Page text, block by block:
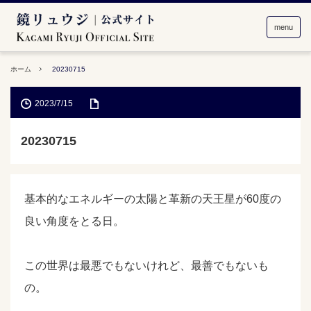
menu
ホーム 20230715
2023/7/15
20230715
基本的なエネルギーの太陽と革新の天王星が60度の
良い角度をとる日。
この世界は最悪でもないけれど、最善でもないも
の。